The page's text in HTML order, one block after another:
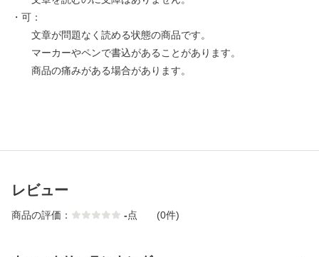
・可：
文章が問題なく読める状態の商品です。
マーカーやペンで書込があることがあります。
商品の痛みがある場合があります。
レビュー
商品の評価： -点 (0件)